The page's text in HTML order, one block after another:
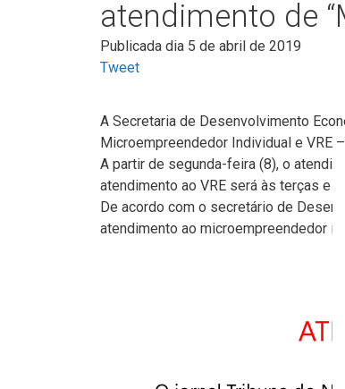
atendimento de
Publicada dia 5 de abril de 2019
Tweet
A Secretaria de Desenvolvimento
Microempreendedor Individual e VRE
A partir de segunda-feira (8), o
atendimento ao VRE será às terças e
De acordo com o secretário de
atendimento ao microempreendedor